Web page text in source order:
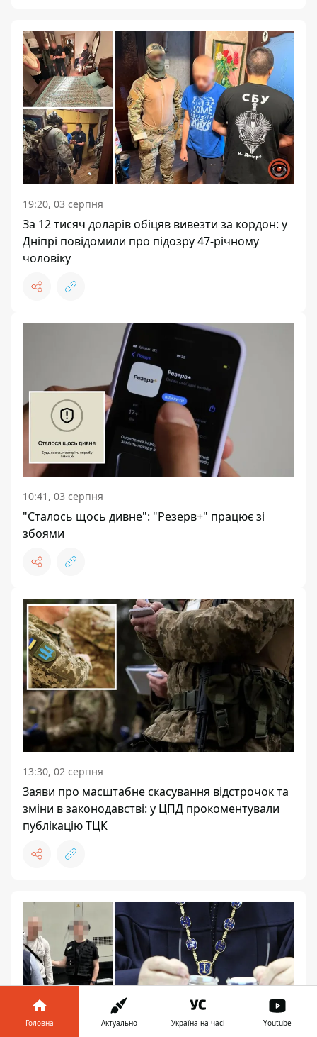
19:20, 03 серпня
За 12 тисяч доларів обіцяв вивезти за кордон: у
Дніпрі повідомили про підозру 47-річному
чоловіку
10:41, 03 серпня
"Сталось щось дивне": "Резерв+" працює зі
збоями
13:30, 02 серпня
Заяви про масштабне скасування відстрочок та
зміни в законодавстві: у ЦПД прокоментували
публікацію ТЦК
Головна Актуально Україна на часі Youtube